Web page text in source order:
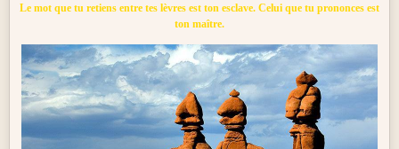
Le mot que tu retiens entre tes lèvres est ton esclave. Celui que tu prononces est
ton maître.